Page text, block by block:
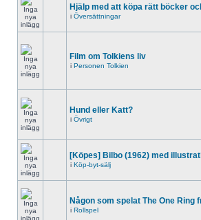
Hjälp med att köpa rätt böcker
i Översättningar
Film om Tolkiens liv
i Personen Tolkien
Hund eller Katt?
i Övrigt
[Köpes] Bilbo (1962) med
i Köp-byt-sälj
Någon som spelat The One Ring
i Rollspel